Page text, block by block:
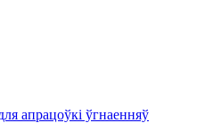
апрацоўкі ўгнаенняў